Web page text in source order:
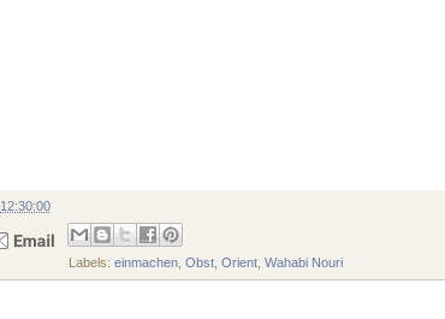
12:30:00
Labels:einmachen ,Obst ,Orient ,Wahabi Nouri